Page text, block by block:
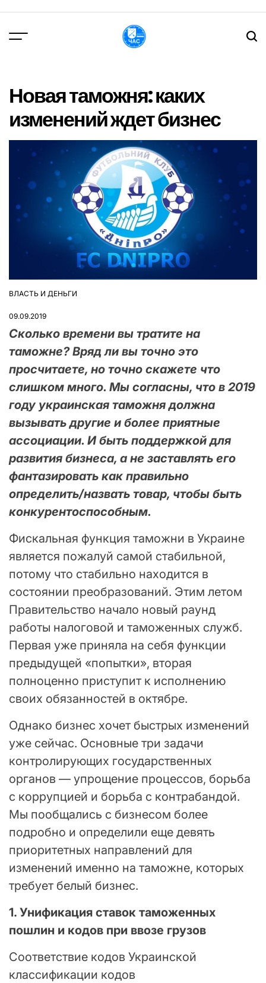
вмісту
Новая таможня: каких
изменений ждет бизнес
ОПУБЛІКУВАТИ
ВЛАСТЬ И ДЕНЬГИ
09.09.2019
Сколько времени вы тратите на
таможне? Вряд ли вы точно это
просчитаете, но точно скажете что
слишком много. Мы согласны, что в 2019
году украинская таможня должна
вызывать другие и более приятные
ассоциации. И быть поддержкой для
развития бизнеса, а не заставлять его
фантазировать как правильно
определить/назвать товар, чтобы быть
конкурентоспособным.
Фискальная функция таможни в Украине
является пожалуй самой стабильной,
потому что стабильно находится в
состоянии преобразований. Этим летом
Правительство начало новый раунд
работы налоговой и таможенных служб.
Первая уже приняла на себя функции
предыдущей «попытки», вторая
полноценно приступит к исполнению
своих обязанностей в октябре.
Однако бизнес хочет быстрых изменений
уже сейчас. Основные три задачи
контролирующих государственных
органов — упрощение процессов, борьба
с коррупцией и борьба с контрабандой.
Мы пообщались с бизнесом более
подробно и определили еще девять
приоритетных направлений для
изменений именно на таможне, которых
требует белый бизнес.
1. Унификация ставок таможенных
пошлин и кодов при ввозе грузов
Соответствие кодов Украинской
классификации кодов